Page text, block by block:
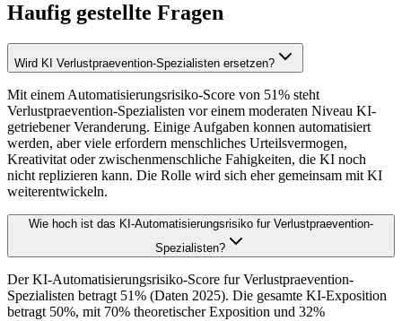
Haufig gestellte Fragen
Wird KI Verlustpraevention-Spezialisten ersetzen?
Mit einem Automatisierungsrisiko-Score von 51% steht
Verlustpraevention-Spezialisten vor einem moderaten Niveau KI-
getriebener Veranderung. Einige Aufgaben konnen automatisiert
werden, aber viele erfordern menschliches Urteilsvermogen,
Kreativitat oder zwischenmenschliche Fahigkeiten, die KI noch
nicht replizieren kann. Die Rolle wird sich eher gemeinsam mit KI
weiterentwickeln.
Wie hoch ist das KI-Automatisierungsrisiko fur Verlustpraevention-
Spezialisten?
Der KI-Automatisierungsrisiko-Score fur Verlustpraevention-
Spezialisten betragt 51% (Daten 2025). Die gesamte KI-Exposition
betragt 50%, mit 70% theoretischer Exposition und 32%